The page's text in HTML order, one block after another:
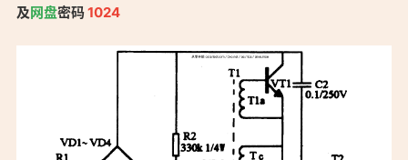
及网盘密码1024